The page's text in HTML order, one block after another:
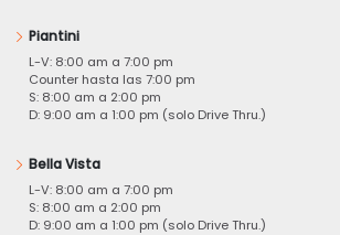
Piantini
L-V: 8:00 am a 7:00 pm
Counter hasta las 7:00 pm
S: 8:00 am a 2:00 pm
D: 9:00 am a 1:00 pm (solo Drive Thru.)
Bella Vista
L-V: 8:00 am a 7:00 pm
S: 8:00 am a 2:00 pm
D: 9:00 am a 1:00 pm (solo Drive Thru.)